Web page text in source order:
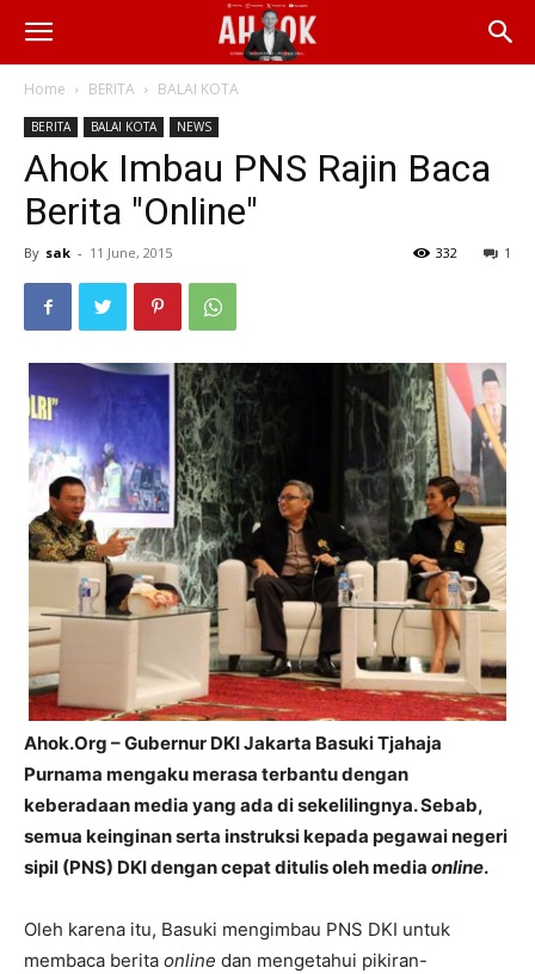
Home BERITA BALAI KOTA
BERITA BALAI KOTA NEWS
Ahok Imbau PNS Rajin Baca
Berita "Online"
By sak - 11 June, 2015 1
332
Ahok.Org – Gubernur DKI Jakarta Basuki Tjahaja
Purnama mengaku merasa terbantu dengan
keberadaan media yang ada di sekelilingnya. Sebab,
semua keinginan serta instruksi kepada pegawai negeri
sipil (PNS) DKI dengan cepat ditulis oleh media online.
Oleh karena itu, Basuki mengimbau PNS DKI untuk
membaca berita online dan mengetahui pikiran-